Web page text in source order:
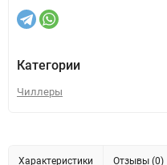
Категории
Чиллеры
Характеристики Отзывы (0)